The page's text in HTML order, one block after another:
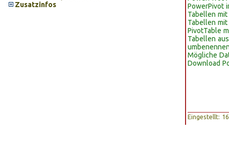
Zusatzinfos
PowerPivot
Tabellen
Tabellen
PivotTable
Tabellen
Mögliche
Download
Eingestellt: